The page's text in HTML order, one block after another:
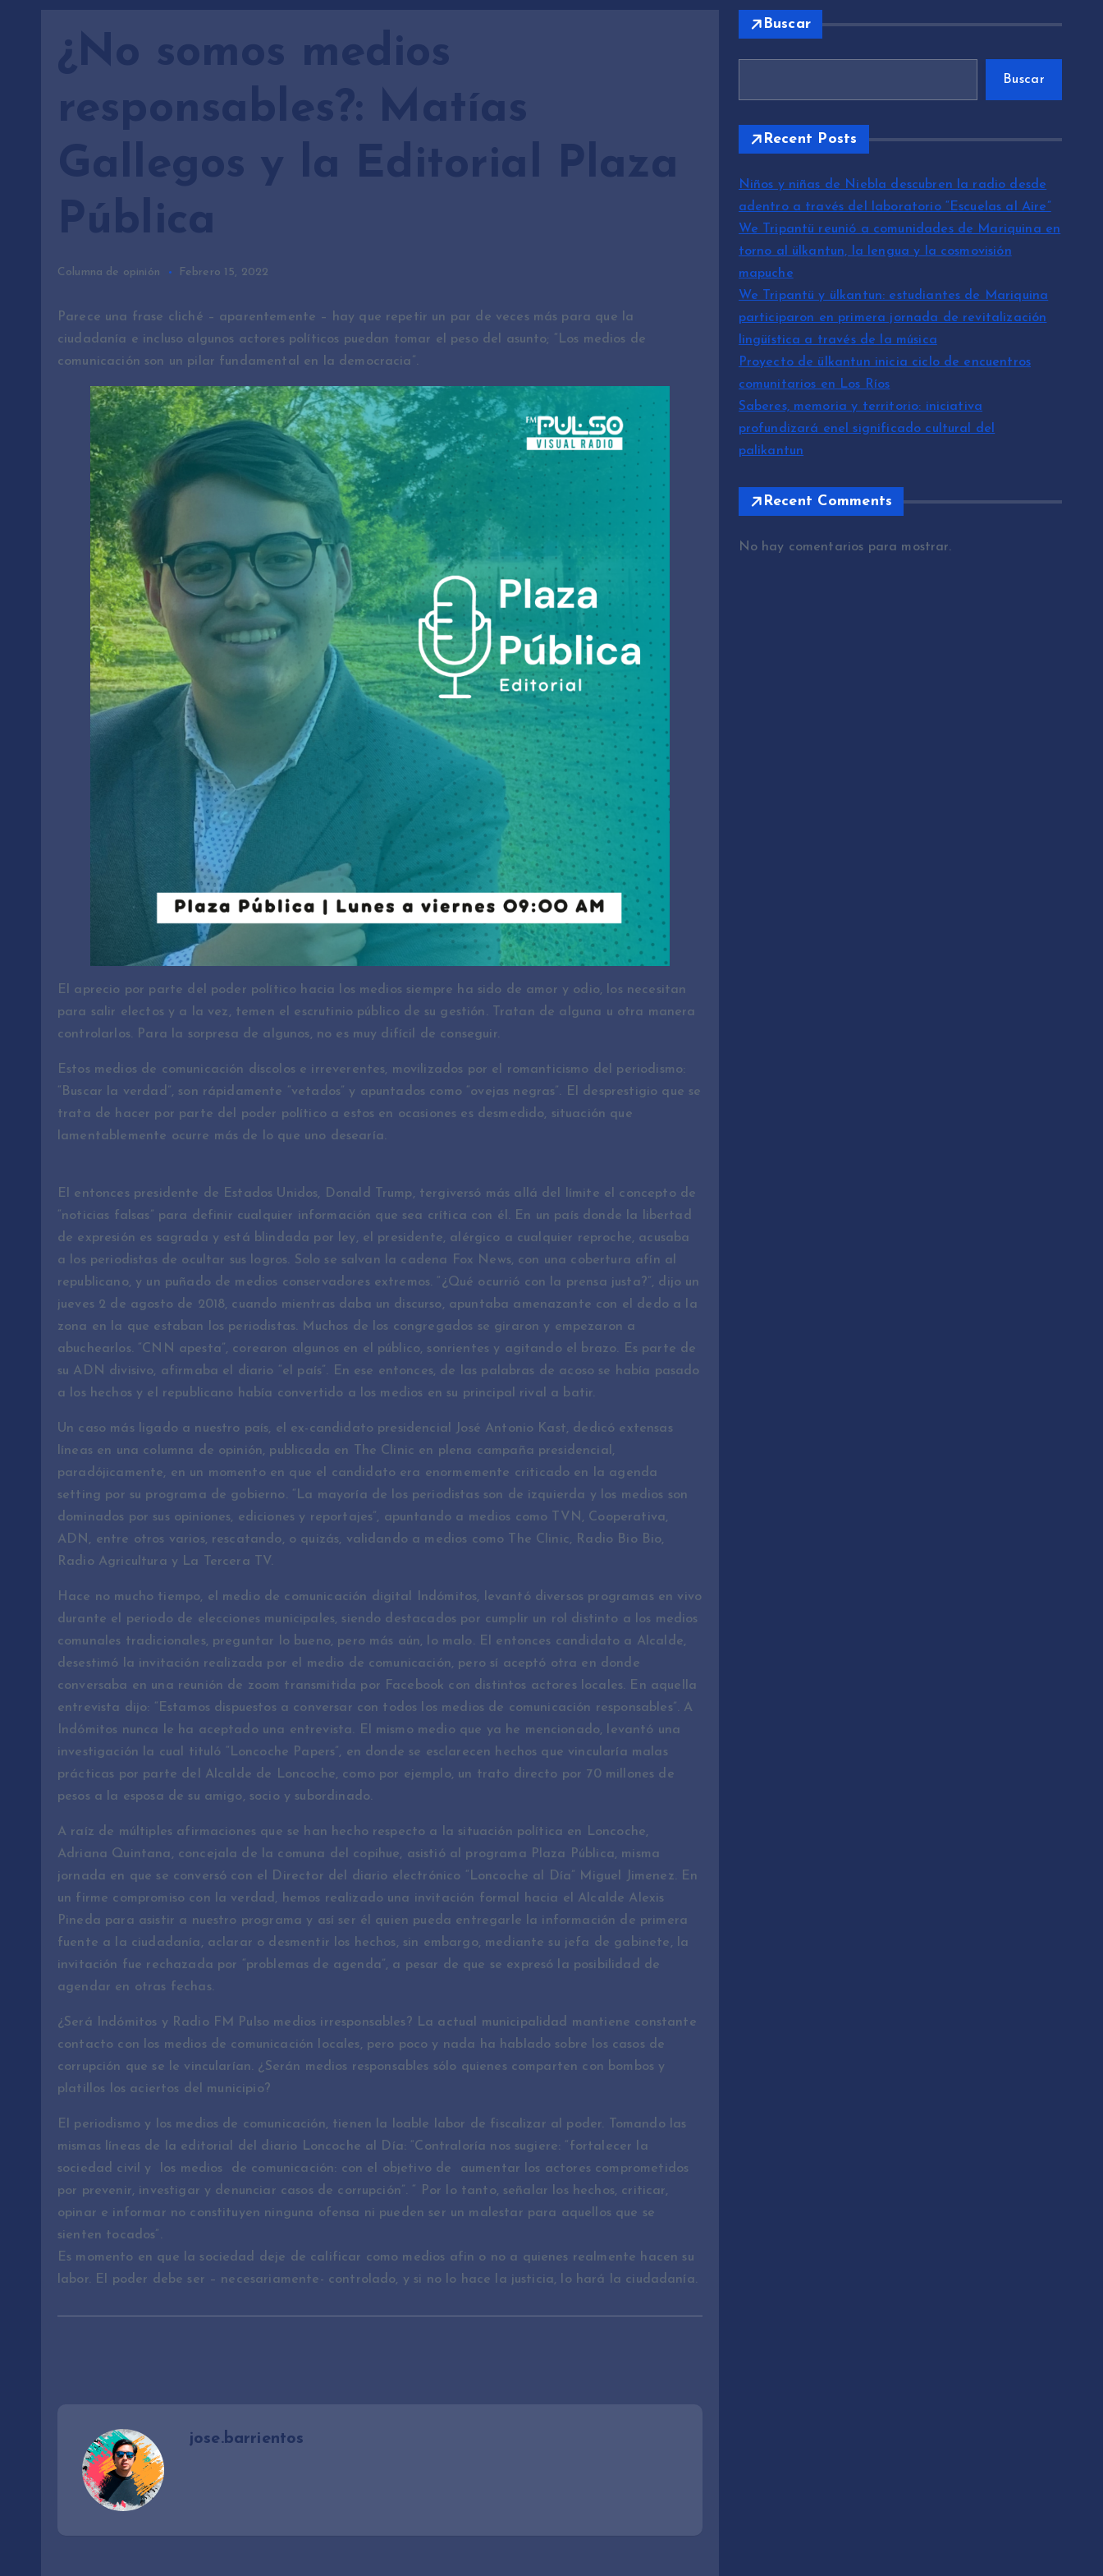
¿No somos medios
responsables?: Matías
Gallegos y la Editorial Plaza
Pública
Columna de opinión Febrero 15, 2022
Parece una frase cliché – aparentemente – hay que repetir un par de veces más para que la
ciudadanía e incluso algunos actores políticos puedan tomar el peso del asunto; “Los medios de
comunicación son un pilar fundamental en la democracia”.
El aprecio por parte del poder político hacia los medios siempre ha sido de amor y odio, los necesitan
para salir electos y a la vez, temen el escrutinio público de su gestión. Tratan de alguna u otra manera
controlarlos. Para la sorpresa de algunos, no es muy difícil de conseguir.
Estos medios de comunicación díscolos e irreverentes, movilizados por el romanticismo del periodismo:
“Buscar la verdad”, son rápidamente “vetados” y apuntados como “ovejas negras”. El desprestigio que se
trata de hacer por parte del poder político a estos en ocasiones es desmedido, situación que
lamentablemente ocurre más de lo que uno desearía.
El entonces presidente de Estados Unidos, Donald Trump, tergiversó más allá del límite el concepto de
“noticias falsas” para definir cualquier información que sea crítica con él. En un país donde la libertad
de expresión es sagrada y está blindada por ley, el presidente, alérgico a cualquier reproche, acusaba
a los periodistas de ocultar sus logros. Solo se salvan la cadena Fox News, con una cobertura afín al
republicano, y un puñado de medios conservadores extremos. “¿Qué ocurrió con la prensa justa?”, dijo un
jueves 2 de agosto de 2018, cuando mientras daba un discurso, apuntaba amenazante con el dedo a la
zona en la que estaban los periodistas. Muchos de los congregados se giraron y empezaron a
abuchearlos. “CNN apesta”, corearon algunos en el público, sonrientes y agitando el brazo. Es parte de
su ADN divisivo, afirmaba el diario “el país”. En ese entonces, de las palabras de acoso se había pasado
a los hechos y el republicano había convertido a los medios en su principal rival a batir.
Un caso más ligado a nuestro país, el ex-candidato presidencial José Antonio Kast, dedicó extensas
líneas en una columna de opinión, publicada en The Clinic en plena campaña presidencial,
paradójicamente, en un momento en que el candidato era enormemente criticado en la agenda
setting por su programa de gobierno. “La mayoría de los periodistas son de izquierda y los medios son
dominados por sus opiniones, ediciones y reportajes”, apuntando a medios como TVN, Cooperativa,
ADN, entre otros varios, rescatando, o quizás, validando a medios como The Clinic, Radio Bio Bio,
Radio Agricultura y La Tercera TV.
Hace no mucho tiempo, el medio de comunicación digital Indómitos, levantó diversos programas en vivo
durante el periodo de elecciones municipales, siendo destacados por cumplir un rol distinto a los medios
comunales tradicionales, preguntar lo bueno, pero más aún, lo malo. El entonces candidato a Alcalde,
desestimó la invitación realizada por el medio de comunicación, pero sí aceptó otra en donde
conversaba en una reunión de zoom transmitida por Facebook con distintos actores locales. En aquella
entrevista dijo: “Estamos dispuestos a conversar con todos los medios de comunicación responsables”. A
Indómitos nunca le ha aceptado una entrevista. El mismo medio que ya he mencionado, levantó una
investigación la cual tituló “Loncoche Papers”, en donde se esclarecen hechos que vincularía malas
prácticas por parte del Alcalde de Loncoche, como por ejemplo, un trato directo por 70 millones de
pesos a la esposa de su amigo, socio y subordinado.
A raíz de múltiples afirmaciones que se han hecho respecto a la situación política en Loncoche,
Adriana Quintana, concejala de la comuna del copihue, asistió al programa Plaza Pública, misma
jornada en que se conversó con el Director del diario electrónico “Loncoche al Día” Miguel Jimenez. En
un firme compromiso con la verdad, hemos realizado una invitación formal hacia el Alcalde Alexis
Pineda para asistir a nuestro programa y así ser él quien pueda entregarle la información de primera
fuente a la ciudadanía, aclarar o desmentir los hechos, sin embargo, mediante su jefa de gabinete, la
invitación fue rechazada por “problemas de agenda”, a pesar de que se expresó la posibilidad de
agendar en otras fechas.
¿Será Indómitos y Radio FM Pulso medios irresponsables? La actual municipalidad mantiene constante
contacto con los medios de comunicación locales, pero poco y nada ha hablado sobre los casos de
corrupción que se le vincularían. ¿Serán medios responsables sólo quienes comparten con bombos y
platillos los aciertos del municipio?
El periodismo y los medios de comunicación, tienen la loable labor de fiscalizar al poder. Tomando las
mismas líneas de la editorial del diario Loncoche al Día: “Contraloría nos sugiere: “fortalecer la
sociedad civil y los medios de comunicación: con el objetivo de aumentar los actores comprometidos
por prevenir, investigar y denunciar casos de corrupción”. “ Por lo tanto, señalar los hechos, criticar,
opinar e informar no constituyen ninguna ofensa ni pueden ser un malestar para aquellos que se
sienten tocados”.
Es momento en que la sociedad deje de calificar como medios afin o no a quienes realmente hacen su
labor. El poder debe ser – necesariamente- controlado, y si no lo hace la justicia, lo hará la ciudadanía.
jose.barrientos
Buscar
Buscar
Recent Posts
Niños y niñas de Niebla descubren la radio desde
adentro a través del laboratorio “Escuelas al Aire”
We Tripantü reunió a comunidades de Mariquina en
torno al ülkantun, la lengua y la cosmovisión
mapuche
We Tripantü y ülkantun: estudiantes de Mariquina
participaron en primera jornada de revitalización
lingüística a través de la música
Proyecto de ülkantun inicia ciclo de encuentros
comunitarios en Los Ríos
Saberes, memoria y territorio: iniciativa
profundizará enel significado cultural del
palikantun
Recent Comments
No hay comentarios para mostrar.